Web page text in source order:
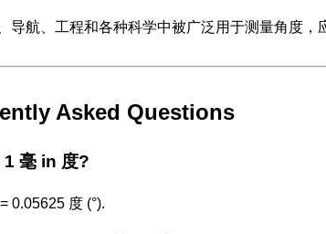
导航、工程和各种科学中被广泛用于测量角度，
Asked Questions
毫 in 度?
0.05625 度 (°).